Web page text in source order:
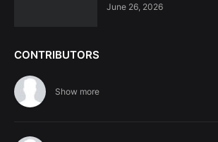
June 26, 2026
CONTRIBUTORS
Show more